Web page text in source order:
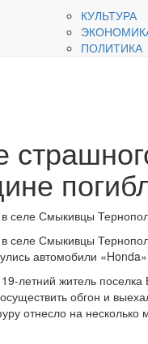
КУЛЬТУРА
ПОЛИТИКА
селе Смыкивцы
селе Смыкивцы
автомобили
летний житель
обгон и
отнесло на несколько